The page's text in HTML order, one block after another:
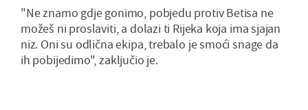
"Ne znamo gdje gonimo, pobjedu protiv Betisa ne
možeš ni proslaviti, a dolazi ti Rijeka koja ima sjajan
niz. Oni su odlična ekipa, trebalo je smoći snage da
ih pobijedimo", zaključio je.